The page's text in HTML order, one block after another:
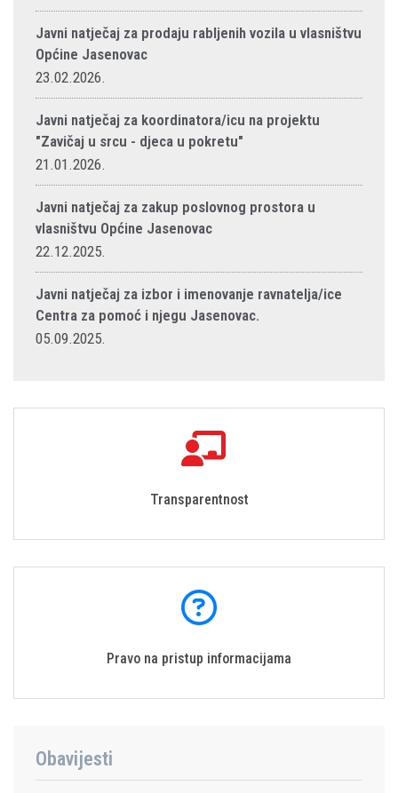
Javni natječaj za prodaju rabljenih vozila u vlasništvu
Općine Jasenovac
23.02.2026.
Javni natječaj za koordinatora/icu na projektu
"Zavičaj u srcu - djeca u pokretu"
21.01.2026.
Javni natječaj za zakup poslovnog prostora u
vlasništvu Općine Jasenovac
22.12.2025.
Javni natječaj za izbor i imenovanje ravnatelja/ice
Centra za pomoć i njegu Jasenovac.
05.09.2025.
Transparentnost
Pravo na pristup informacijama
Obavijesti